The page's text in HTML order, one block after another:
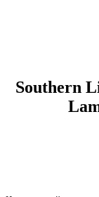
Southern